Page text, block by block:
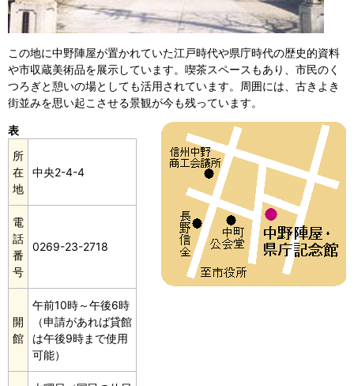
この地に中野陣屋が置かれていた江戸時代や県庁時代の歴史的資料
や市収蔵美術品を展示しています。喫茶スペースもあり、市民のく
つろぎと憩いの場としても活用されています。周囲には、古きよき
街並みを思い起こさせる景観が今も残っています。
表
所
在
地
中央2-4-4
電
話
番
号
0269-23-2718
開
館
午前10時～午後6時
（申請があれば貸館
は午後9時まで使用
可能）